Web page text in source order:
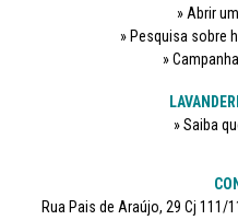
Abrir
Pesquisa sobre
Saiba
Rua Pais de Araújo, 29 Cj 111/